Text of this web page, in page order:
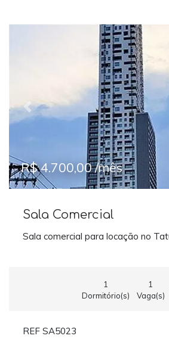
Previous
R$ 4.700,00 /mês
Sala Comercial
Sala comercial para locação no
1
Dormitório(s)
1
Vaga(s)
REF SA5023